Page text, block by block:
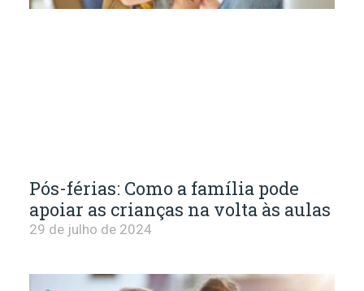
Pós-férias: Como a família pode
apoiar as crianças na volta às aulas
29 de julho de 2024